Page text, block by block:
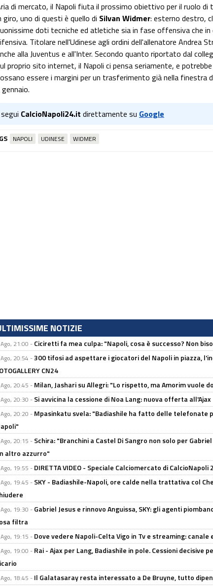
di mercato, il Napoli fiuta il prossimo obiettivo per il ruolo di
giro, uno di questi è quello di Silvan Widmer: esterno destro,
doti tecniche ed atletiche sia in fase offensiva che in
Titolare nell'Udinese agli ordini dell'allenatore Andrea
alla Juventus e all'Inter. Secondo quanto riportato dal
proprio sito internet, il Napoli ci pensa seriamente, e
essere i margini per un trasferimento già nella finestra
segui CalcioNapoli24.it direttamente su Google
NAPOLI UDINESE WIDMER
NOTIZIE
21:00 - Ciciretti fa mea culpa: "Napoli, cosa è successo? Non
20:54 -300 tifosi ad aspettare i giocatori del Napoli in piazza,
CN24
20:45 - Milan, Jashari su Allegri: "Lo rispetto, ma Amorim vuole
20:30 - Si avvicina la cessione di Noa Lang: nuova offerta all'Ajax
20:20 - Mpasinkatu svela: "Badiashile ha fatto delle telefonate
20:15 - Schira: "Branchini a Castel Di Sangro non solo per
altro azzurro"
19:55 - DIRETTA VIDEO - Speciale Calciomercato di CalcioNapoli
19:45 - SKY - Badiashile-Napoli, ore calde nella trattativa col
19:30 - Gabriel Jesus e rinnovo Anguissa, SKY: gli agenti
filtra
19:15 - Dove vedere Napoli-Celta Vigo in Tv e streaming: canale
19:00 - Rai - Ajax per Lang, Badiashile in pole. Cessioni decisive
18:45 - Il Galatasaray resta interessato a De Bruyne, tutto